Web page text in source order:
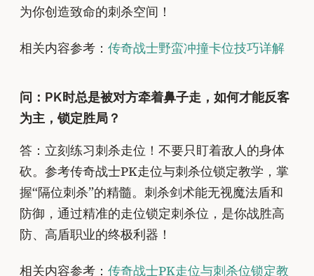
为你创造致命的刺杀空间！
相关内容参考： 传奇战士野蛮冲撞卡位技巧详解
问：PK时总是被对方牵着鼻子走，如何才能反客
为主，锁定胜局？
答：立刻练习刺杀走位！不要只盯着敌人的身体
砍。参考传奇战士PK走位与刺杀位锁定教学，掌
握“隔位刺杀”的精髓。刺杀剑术能无视魔法盾和
防御，通过精准的走位锁定刺杀位，是你战胜高
防、高盾职业的终极利器！
相关内容参考： 传奇战士PK走位与刺杀位锁定教